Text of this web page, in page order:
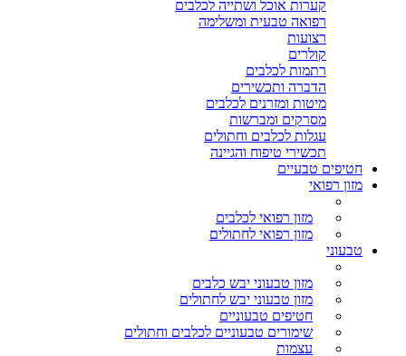
קערות אוכל ושתייה לכלבים
רפואה טבעית ומשלימה
רצועות
קולרים
רתמות לכלבים
הדברה ותכשירים
מיטות ומזרנים לכלבים
מסרקים ומברשות
עגלות לכלבים וחתולים
תכשירי טיפוח והגיינה
חטיפים טבעיים
מזון רפואי
מזון רפואי לכלבים
מזון רפואי לחתולים
טבעוני
מזון טבעוני יבש כלבים
מזון טבעוני יבש לחתולים
חטיפים טבעוניים
שימורים טבעוניים לכלבים וחתולים
עצמות